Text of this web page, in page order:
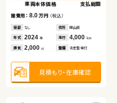
車両本体価格
支払総額
諸費用： 8.0万円 （税込）
保証 なし 住所 岡山県
年式 2024年 走行 4,000 km
排気 2,000cc 整備 法定整備付
見積もり・在庫確認
あり
年式 2024年 走行
排気 2,500 整備 法定整備付
見積もり・在庫確認
あり
年式 2013年 走行
排気 660 整備 法定整備付
見積もり・在庫確認